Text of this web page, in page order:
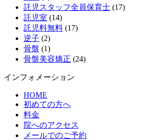
託児スタッフ全員保育士 (17)
託児室 (14)
託児料無料 (17)
逆子 (2)
骨盤 (1)
骨盤美容矯正 (24)
インフォメーション
HOME
初めての方へ
料金
院へのアクセス
メールでのご予約